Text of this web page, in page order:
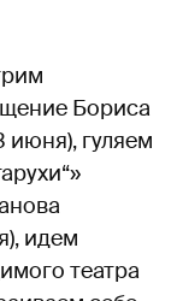
Бориса
июня), гуляем
идем
театра